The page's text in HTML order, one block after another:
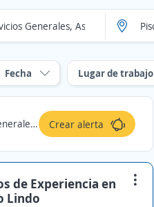
Fecha Lugar de trabajo
Pisco, Ica Crear alerta
de Experiencia en
Lindo